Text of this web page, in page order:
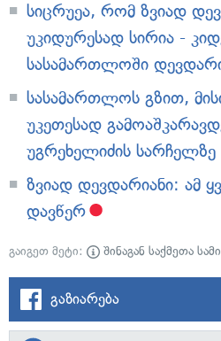
სიცრუეა, რომ ზვიად
უკიდურესად სირია -
სასამართლოში
სასამართლოს გზით,
უკეთესად
უგრეხელიძის სარჩელზე
ზვიად დევდარიანი: ამ
დავწერ
გაიგეთ მეტი: შინაგან საქმეთა
გაზიარება